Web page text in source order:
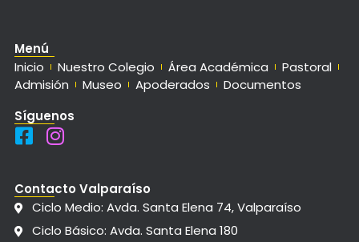
Menú
Inicio
Nuestro Colegio Área Académica
Pastoral
Admisión
Museo Apoderados
Documentos
Síguenos
Contacto Valparaíso
Ciclo Medio: Avda. Santa Elena 74, Valparaíso
Ciclo Básico: Avda. Santa Elena 180